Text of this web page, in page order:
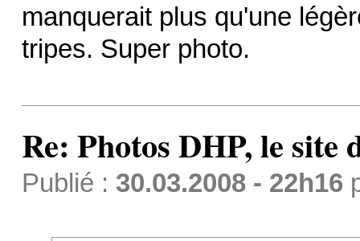
manquerait plus qu'une
tripes. Super photo.
Re: Photos DHP, le site
Publié : 30.03.2008 - 22h16